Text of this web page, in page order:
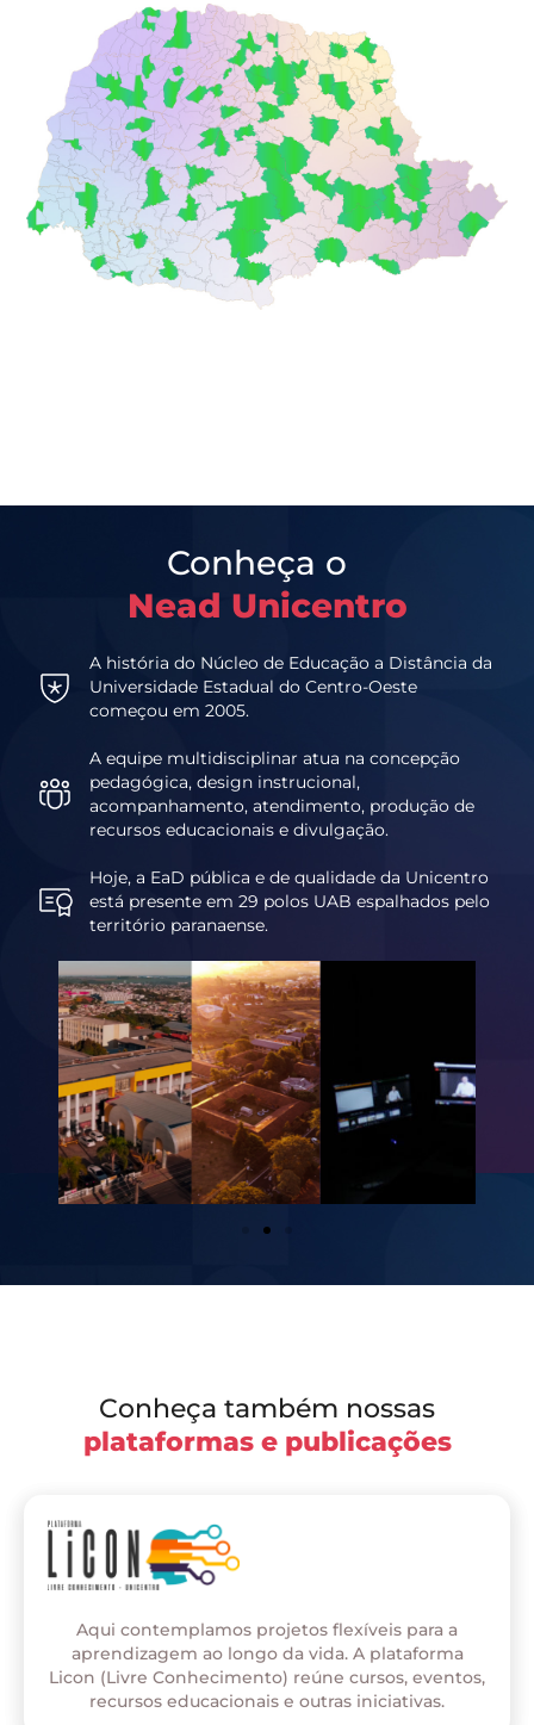
Conheça o
Nead Unicentro
A história do Núcleo de Educação a Distância da
Universidade Estadual do Centro-Oeste
começou em 2005.
A equipe multidisciplinar atua na concepção
pedagógica, design instrucional,
acompanhamento, atendimento, produção de
recursos educacionais e divulgação.
Hoje, a EaD pública e de qualidade da Unicentro
está presente em 29 polos UAB espalhados pelo
território paranaense.
Conheça também nossas
plataformas e publicações
Aqui contemplamos projetos flexíveis para a
aprendizagem ao longo da vida. A plataforma
Licon (Livre Conhecimento) reúne cursos, eventos,
recursos educacionais e outras iniciativas.